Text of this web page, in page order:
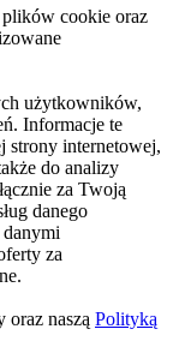
cookie oraz
użytkowników,
Informacje te
strony internetowej,
do analizy
za Twoją
danego
za
oraz naszą Polityką